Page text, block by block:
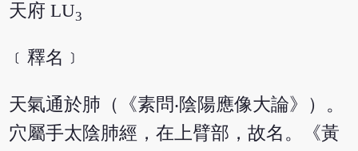
天府 LU3
﹝釋名﹞
天氣通於肺（《素問‧陰陽應像大論》）。
穴屬手太陰肺經，在上臂部，故名。《黃